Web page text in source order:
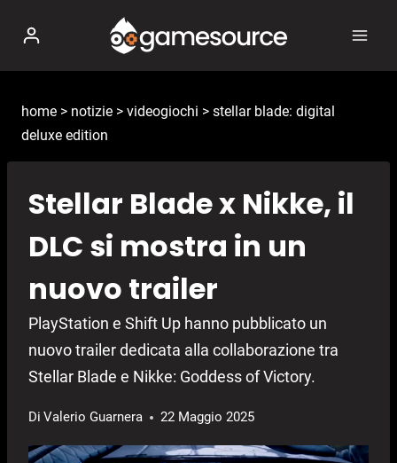
contenuto
home > notizie > videogiochi > stellar blade: digital
deluxe edition
Stellar Blade x Nikke, il
DLC si mostra in un
nuovo trailer
PlayStation e Shift Up hanno pubblicato un
nuovo trailer dedicata alla collaborazione tra
Stellar Blade e Nikke: Goddess of Victory.
Di Valerio Guarnera 22 Maggio 2025